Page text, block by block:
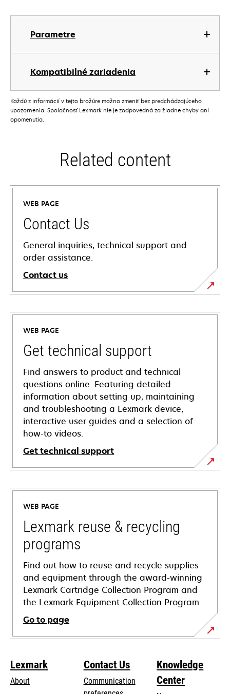
Parametre
Kompatibilné zariadenia
Každú z informácií v tejto brožúre možno zmeniť bez predchádzajúceho
upozornenia. Spoločnosť Lexmark nie je zodpovedná za žiadne chyby ani
opomenutia.
Related content
WEB PAGE
Contact Us
General inquiries, technical support and
order assistance.
Contact us
WEB PAGE
Get technical support
Find answers to product and technical
questions online. Featuring detailed
information about setting up, maintaining
and troubleshooting a Lexmark device,
interactive user guides and a selection of
how-to videos.
Get technical support
opens
in
new
tab
WEB PAGE
Lexmark reuse & recycling
programs
Find out how to reuse and recycle supplies
and equipment through the award-winning
Lexmark Cartridge Collection Program and
the Lexmark Equipment Collection Program.
Go to page
Lexmark
About
Contact Us
Communication
Knowledge
Center